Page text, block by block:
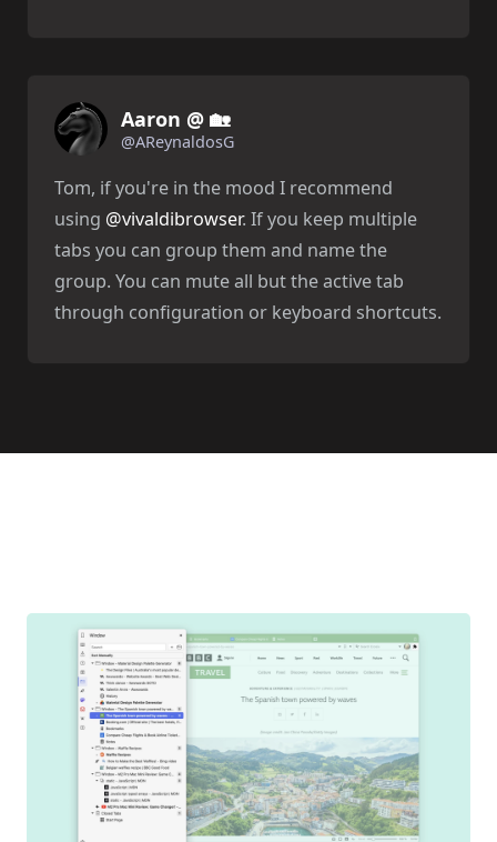
Aaron @ 🏡
@AReynaldosG
Tom, if you're in the mood I recommend
using @vivaldibrowser. If you keep multiple
tabs you can group them and name the
group. You can mute all but the active tab
through configuration or keyboard shortcuts.